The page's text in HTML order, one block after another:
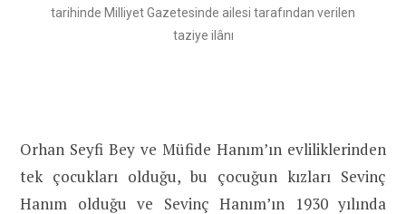
tarihinde Milliyet Gazetesinde ailesi tarafından verilen
taziye ilânı
Orhan Seyfi Bey ve Müfide Hanım’ın evliliklerinden
tek çocukları olduğu, bu çocuğun kızları Sevinç
Hanım olduğu ve Sevinç Hanım’ın 1930 yılında